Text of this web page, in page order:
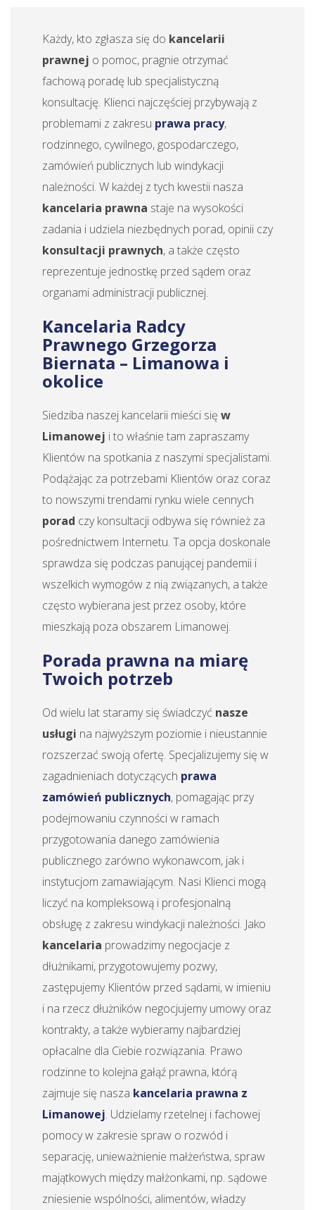
Każdy, kto zgłasza się do kancelarii
prawnej o pomoc, pragnie otrzymać
fachową poradę lub specjalistyczną
konsultację. Klienci najczęściej przybywają z
problemami z zakresu prawa pracy,
rodzinnego, cywilnego, gospodarczego,
zamówień publicznych lub windykacji
należności. W każdej z tych kwestii nasza
kancelaria prawna staje na wysokości
zadania i udziela niezbędnych porad, opinii czy
konsultacji prawnych, a także często
reprezentuje jednostkę przed sądem oraz
organami administracji publicznej.
Kancelaria Radcy
Prawnego Grzegorza
Biernata – Limanowa i
okolice
Siedziba naszej kancelarii mieści się w
Limanowej i to właśnie tam zapraszamy
Klientów na spotkania z naszymi specjalistami.
Podążając za potrzebami Klientów oraz coraz
to nowszymi trendami rynku wiele cennych
porad czy konsultacji odbywa się również za
pośrednictwem Internetu. Ta opcja doskonale
sprawdza się podczas panującej pandemii i
wszelkich wymogów z nią związanych, a także
często wybierana jest przez osoby, które
mieszkają poza obszarem Limanowej.
Porada prawna na miarę
Twoich potrzeb
Od wielu lat staramy się świadczyć nasze
usługi na najwyższym poziomie i nieustannie
rozszerzać swoją ofertę. Specjalizujemy się w
zagadnieniach dotyczących prawa
zamówień publicznych, pomagając przy
podejmowaniu czynności w ramach
przygotowania danego zamówienia
publicznego zarówno wykonawcom, jak i
instytucjom zamawiającym. Nasi Klienci mogą
liczyć na kompleksową i profesjonalną
obsługę z zakresu windykacji należności. Jako
kancelaria prowadzimy negocjacje z
dłużnikami, przygotowujemy pozwy,
zastępujemy Klientów przed sądami, w imieniu
i na rzecz dłużników negocjujemy umowy oraz
kontrakty, a także wybieramy najbardziej
opłacalne dla Ciebie rozwiązania. Prawo
rodzinne to kolejna gałąź prawna, którą
zajmuje się nasza kancelaria prawna z
Limanowej. Udzielamy rzetelnej i fachowej
pomocy w zakresie spraw o rozwód i
separację, unieważnienie małżeństwa, spraw
majątkowych między małżonkami, np. sądowe
zniesienie wspólności, alimentów, władzy